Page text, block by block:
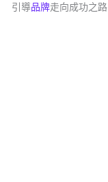
引導品牌走向成功之路